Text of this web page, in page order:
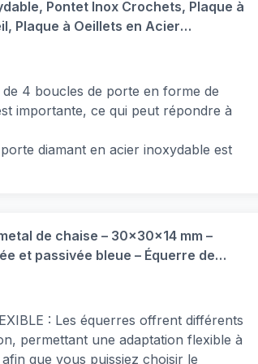
et 4 types de rondelles ; un total de
quotidien, et répond à vos
】Ce paquet comprend une variété de
bois, d'écrous et de rondelles,
machines, les meubles, les
de motos, les équipements de
les équipements de
électriques, les produits
Pontet Inox Crochets, Plaque à
Plaque à Oeillets en Acier
de Fixation de Parasol, 4 Pièces
4 boucles de porte en forme de
importante, ce qui peut répondre à
diamant en acier inoxydable est
avec une capacité portante, une
sécurité pendant une longue période.
de vis sont percés en quelques
facilement les installer où vous voulez,
ils s'adaptent parfaitement et
sèches, les montants et autres
de porte en forme de losange a
de chaise – 30x30x14 mm –
et passivée bleue – Équerre de
corrosion, stable & durable
: Les équerres offrent différents
permettant une adaptation flexible à
que vous puissiez choisir le